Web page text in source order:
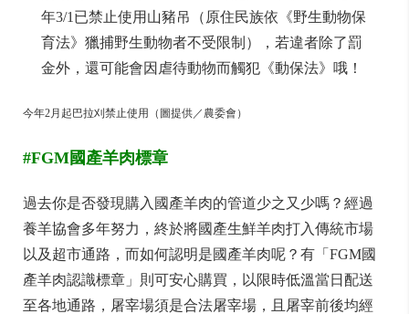
年3/1已禁止使用山豬吊（原住民族依《野生動物保
育法》獵捕野生動物者不受限制），若違者除了罰
金外，還可能會因虐待動物而觸犯《動保法》哦！
今年2月起巴拉刈禁止使用（圖提供／農委會）
#FGM國產羊肉標章
過去你是否發現購入國產羊肉的管道少之又少嗎？經過
養羊協會多年努力，終於將國產生鮮羊肉打入傳統市場
以及超市通路，而如何認明是國產羊肉呢？有「FGM國
產羊肉認識標章」則可安心購買，以限時低溫當日配送
至各地通路，屠宰場須是合法屠宰場，且屠宰前後均經